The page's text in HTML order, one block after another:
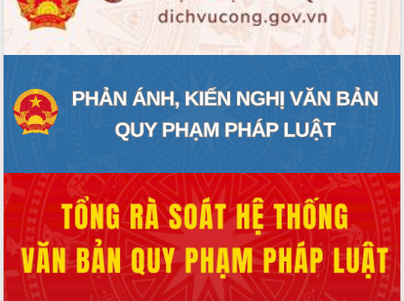
Lễ truy điệu và an táng hài cốt liệt sĩ
tại Nghĩa trang Liệt sĩ xã Sơn Hòa
Bàn giải pháp tháo gỡ khó khăn trong
định EUDR
Thứ trưởng Bộ Nông nghiệp và Môi
trường Nguyễn Hoàng Hiệp khảo sát
Trình diễn nghệ thuật chế biến các
món ăn từ sầu riêng
Đắk Lắk công bố Quy hoạch và xúc
tiến đầu tư tỉnh
Ngành cá ngừ Đắk Lắk chủ động thích
ứng để giữ vững thị trường xuất khẩu